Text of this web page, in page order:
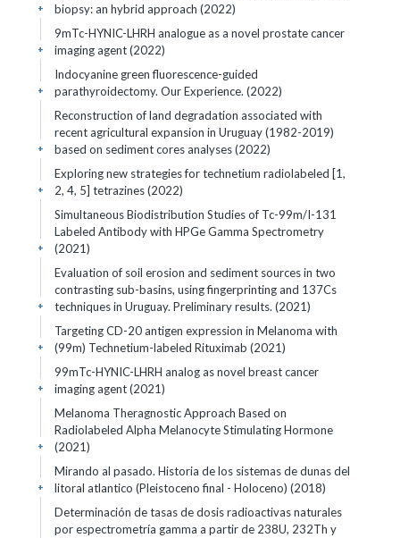
biopsy: an hybrid approach (2022)
+
9mTc-HYNIC-LHRH analogue as a novel prostate cancer
imaging agent (2022)
+
Indocyanine green fluorescence-guided
parathyroidectomy. Our Experience. (2022)
+
Reconstruction of land degradation associated with
recent agricultural expansion in Uruguay (1982-2019)
based on sediment cores analyses (2022)
+
Exploring new strategies for technetium radiolabeled [1,
2, 4, 5] tetrazines (2022)
+
Simultaneous Biodistribution Studies of Tc-99m/I-131
Labeled Antibody with HPGe Gamma Spectrometry
(2021)
+
Evaluation of soil erosion and sediment sources in two
contrasting sub-basins, using fingerprinting and 137Cs
techniques in Uruguay. Preliminary results. (2021)
+
Targeting CD-20 antigen expression in Melanoma with
(99m) Technetium-labeled Rituximab (2021)
+
99mTc-HYNIC-LHRH analog as novel breast cancer
imaging agent (2021)
+
Melanoma Theragnostic Approach Based on
Radiolabeled Alpha Melanocyte Stimulating Hormone
(2021)
+
Mirando al pasado. Historia de los sistemas de dunas del
litoral atlantico (Pleistoceno final - Holoceno) (2018)
+
Determinación de tasas de dosis radioactivas naturales
por espectrometría gamma a partir de 238U, 232Th y